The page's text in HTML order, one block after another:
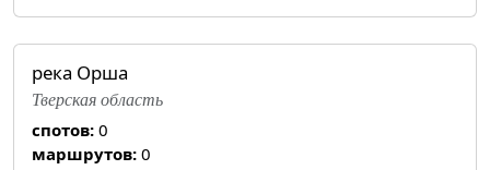
река Орша
Тверская область
спотов: 0
маршрутов: 0